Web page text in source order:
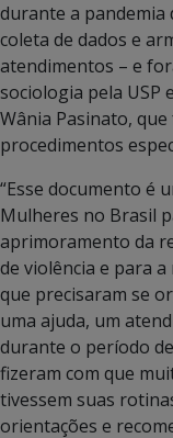
durante a pandemia
coleta de dados e
atendimentos – e
sociologia pela USP
Wânia Pasinato,
procedimentos
“Esse documento é
Mulheres no Brasil
aprimoramento da
de violência e para
que precisaram se
uma ajuda, um
durante o período
fizeram com que
tivessem suas
orientações e